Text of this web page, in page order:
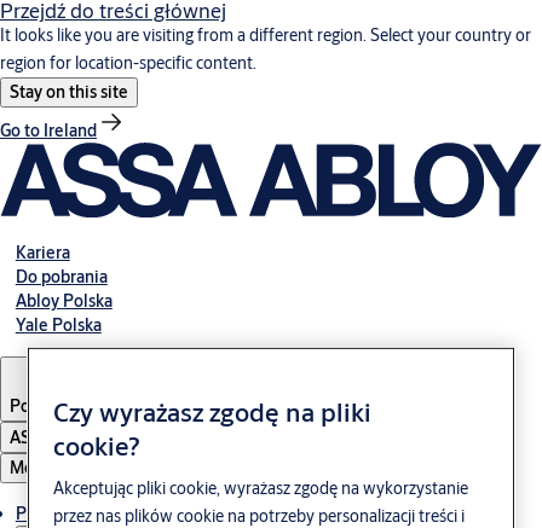
Przejdź do treści głównej
It looks like you are visiting from a different region. Select your country or
region for location-specific content.
Stay on this site
Go to Ireland
Kariera
Do pobrania
Abloy Polska
Yale Polska
Poland·Polski
ASSA ABLOY Group
Menu
Produkty i rozwiązania
Czy wyrażasz zgodę na pliki
cookie?
Akceptując pliki cookie, wyrażasz zgodę na wykorzystanie
przez nas plików cookie na potrzeby personalizacji treści i